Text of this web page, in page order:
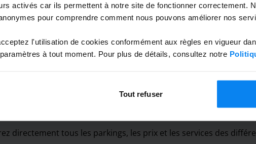
activés car ils permettent à notre site de fonctionner correctement.
pour comprendre comment nous pouvons améliorer nos
l'utilisation de cookies conformément aux règles en vigueur
à tout moment. Pour plus de détails, consultez notre
Tout refuser
elkarbadji abdalla
directement tous les parkings, les prix et les services des